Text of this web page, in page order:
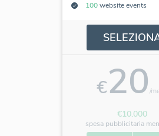
100website events
€20/
€10.000
spesa pubblicitaria